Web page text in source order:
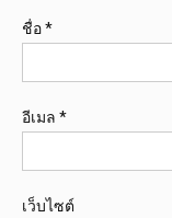
ชื่อ*
อีเมล *
เว็บไซต์